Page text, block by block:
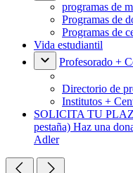
programas de
Programas de
Programas de
Vida estudiantil
Profesorado +
Directorio de
Institutos +
SOLICITA TU
pestaña) Haz una
Adler